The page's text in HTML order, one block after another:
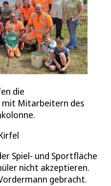
die
mit Mitarbeitern des
Spiel- und Sportfläche
nicht akzeptieren.
gebracht.